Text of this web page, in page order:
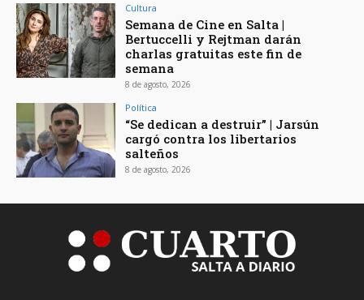
Cultura
Semana de Cine en Salta |
Bertuccelli y Rejtman darán
charlas gratuitas este fin de
semana
8 de agosto, 2026
Política
“Se dedican a destruir” | Jarsún
cargó contra los libertarios
salteños
8 de agosto, 2026